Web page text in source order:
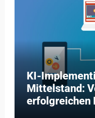
KI-
Mittelstand:
erfolgreichen